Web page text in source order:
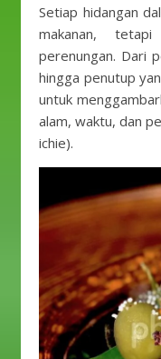
Setiap hidangan
makanan,
perenungan. Dari
hingga penutup
untuk
alam, waktu, dan
ichie).